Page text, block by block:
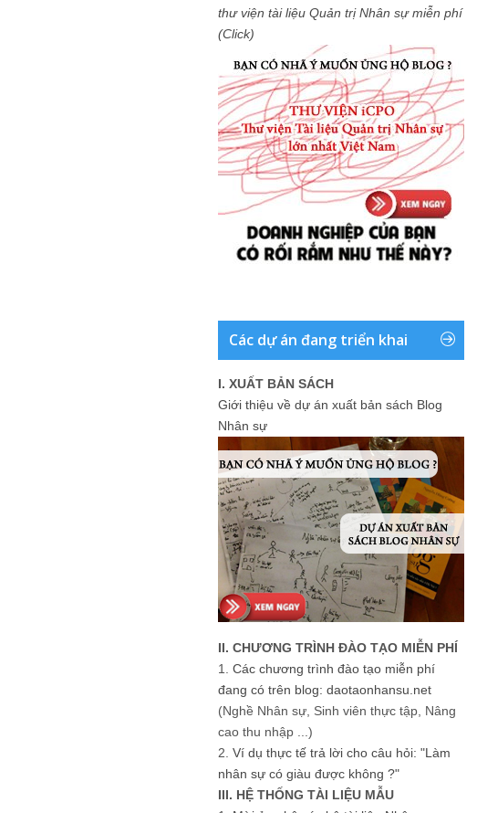
thư viện tài liệu Quản trị Nhân sự miễn phí
(Click)
Các dự án đang triển khai
I. XUẤT BẢN SÁCH
Giới thiệu về dự án xuất bản sách Blog
Nhân sự
II. CHƯƠNG TRÌNH ĐÀO TẠO MIỄN PHÍ
1. Các chương trình đào tạo miễn phí
đang có trên blog: daotaonhansu.net
(Nghề Nhân sự, Sinh viên thực tập, Nâng
cao thu nhập ...)
2. Ví dụ thực tế trả lời cho câu hỏi: "Làm
nhân sự có giàu được không ?"
III. HỆ THỐNG TÀI LIỆU MẪU